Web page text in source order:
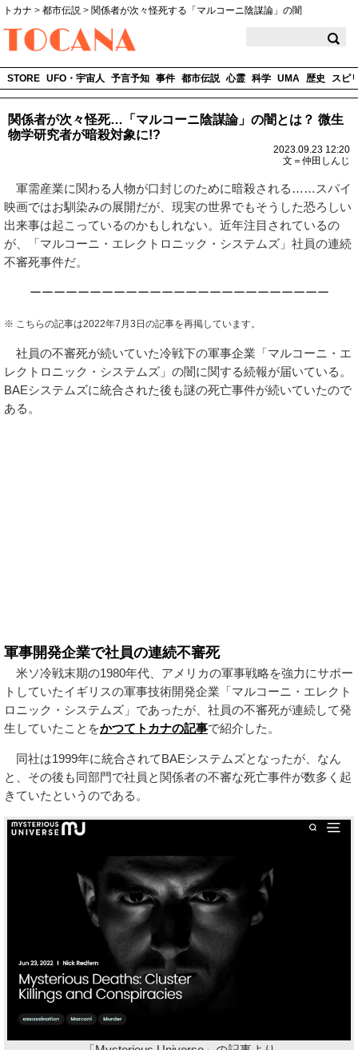
トカナ > 都市伝説 > 関係者が次々怪死する「マルコーニ陰謀論」の闇
STORE UFO・宇宙人 予言予知 事件 都市伝説 心霊 科学 UMA 歴史 スピ
関係者が次々怪死…「マルコーニ陰謀論」の闇とは？ 微生
物学研究者が暗殺対象に!?
2023.09.23 12:20
文＝仲田しんじ
軍需産業に関わる人物が口封じのために暗殺される……スパイ
映画ではお馴染みの展開だが、現実の世界でもそうした恐ろしい
出来事は起こっているのかもしれない。近年注目されているの
が、「マルコーニ・エレクトロニック・システムズ」社員の連続
不審死事件だ。
ーーーーーーーーーーーーーーーーーーーーーーーーー
※ こちらの記事は2022年7月3日の記事を再掲しています。
社員の不審死が続いていた冷戦下の軍事企業「マルコーニ・エ
レクトロニック・システムズ」の闇に関する続報が届いている。
BAEシステムズに統合された後も謎の死亡事件が続いていたので
ある。
軍事開発企業で社員の連続不審死
米ソ冷戦末期の1980年代、アメリカの軍事戦略を強力にサポー
トしていたイギリスの軍事技術開発企業「マルコーニ・エレクト
ロニック・システムズ」であったが、社員の不審死が連続して発
生していたことをかつてトカナの記事で紹介した。
同社は1999年に統合されてBAEシステムズとなったが、なん
と、その後も同部門で社員と関係者の不審な死亡事件が数多く起
きていたというのである。